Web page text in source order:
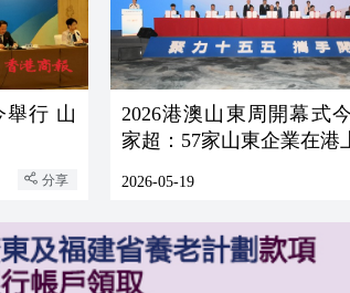
舉行 山
分享
2026港澳山東周開幕式
家超：57家山東企業在港
2026-05-19